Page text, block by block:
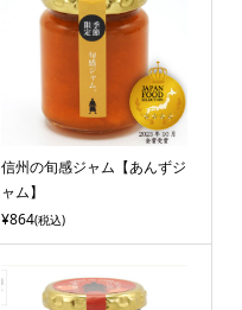
信州の旬感ジャム【あんずジ
ャム】
¥864(税込)